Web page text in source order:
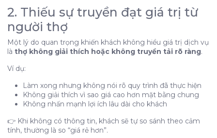
2. Thiếu sự truyền đạt giá trị từ
người thợ
Một lý do quan trọng khiến khách không hiểu giá trị dịch vụ
làthợ không giải thích hoặc không truyền tải rõ ràng .
Ví dụ:
Làm xong nhưng không nói rõ quy trình đã thực hiện
Không giải thích vì sao giá cao hơn mặt bằng chung
Không nhấn mạnh lợi ích lâu dài cho khách
👉 Khi không có thông tin, khách sẽ tự so sánh theo cảm
tính, thường là so “giá rẻ hơn”.